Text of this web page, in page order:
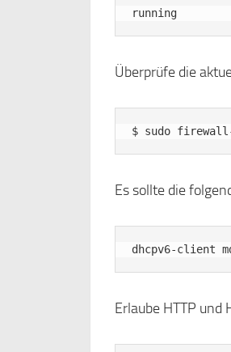
Überprüfe die
Es sollte die
Erlaube HTTP und